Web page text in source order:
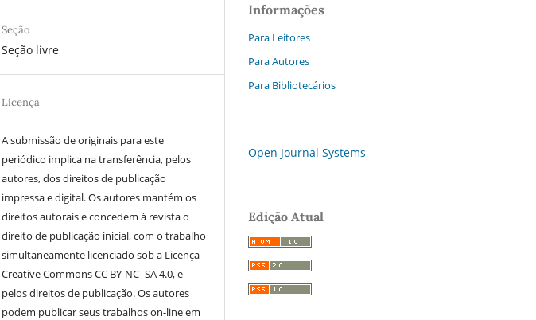
Seção
Seção livre
Licença
A submissão de originais para este
periódico implica na transferência, pelos
autores, dos direitos de publicação
impressa e digital. Os autores mantém os
direitos autorais e concedem à revista o
direito de publicação inicial, com o trabalho
simultaneamente licenciado sob a Licença
Creative Commons CC BY-NC- SA 4.0, e
pelos direitos de publicação. Os autores
podem publicar seus trabalhos on-line em
Informações
Para Leitores
Para Autores
Para Bibliotecários
Open Journal Systems
Edição Atual